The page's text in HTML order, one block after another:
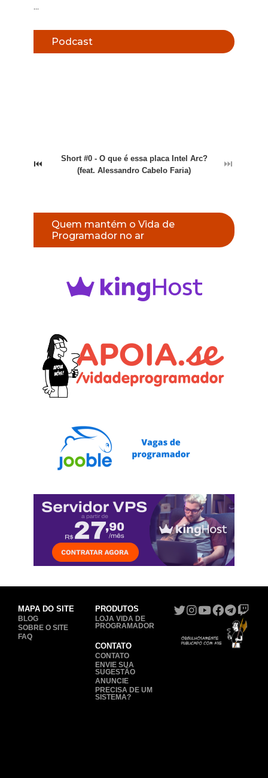
...
Podcast
⏮
Short #0 - O que é essa placa Intel Arc?
(feat. Alessandro Cabelo Faria)
⏭
Quem mantém o Vida de
Programador no ar
MAPA DO SITE
BLOG
SOBRE O SITE
FAQ
PRODUTOS
LOJA VIDA DE
PROGRAMADOR
CONTATO
CONTATO
ENVIE SUA
SUGESTÃO
ANUNCIE
PRECISA DE UM
SISTEMA?